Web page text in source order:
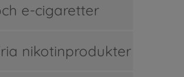
e-cigaretter
nikotinprodukter